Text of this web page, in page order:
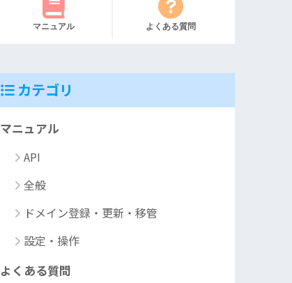
マニュアル よくある質問
カテゴリ
マニュアル
API
全般
ドメイン登録・更新・移管
設定・操作
よくある質問